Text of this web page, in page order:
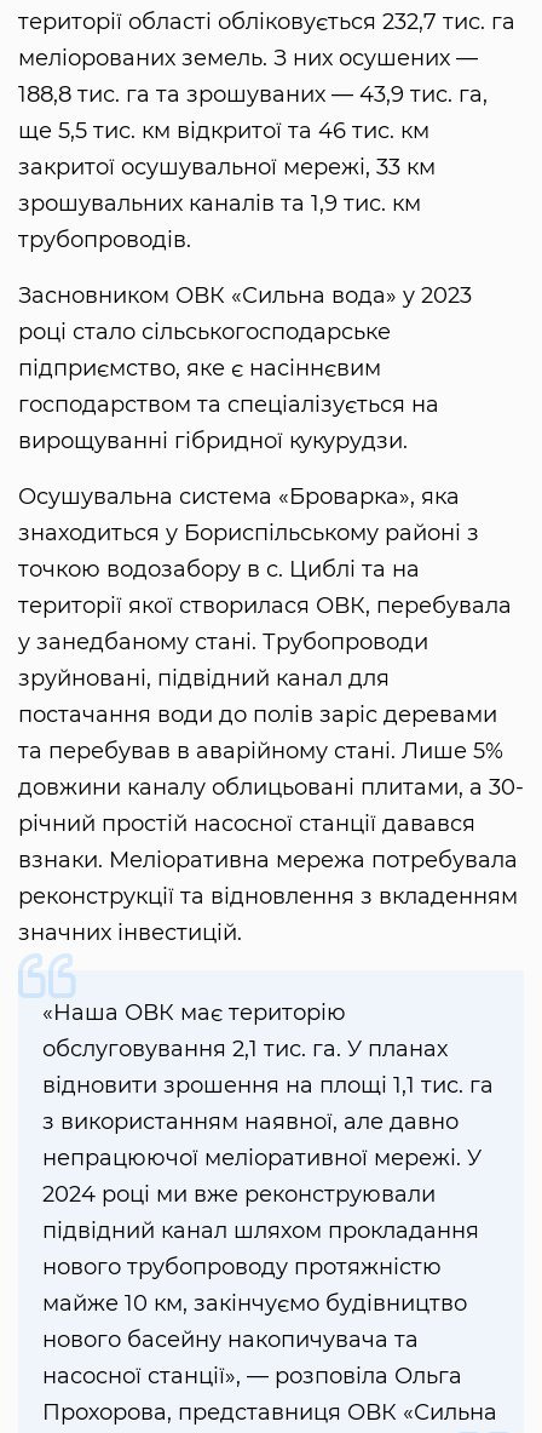
території області обліковується 232,7 тис. га
меліорованих земель. З них осушених —
188,8 тис. га та зрошуваних — 43,9 тис. га,
ще 5,5 тис. км відкритої та 46 тис. км
закритої осушувальної мережі, 33 км
зрошувальних каналів та 1,9 тис. км
трубопроводів.
Засновником ОВК «Сильна вода» у 2023
році стало сільськогосподарське
підприємство, яке є насіннєвим
господарством та спеціалізується на
вирощуванні гібридної кукурудзи.
Осушувальна система «Броварка», яка
знаходиться у Бориспільському районі з
точкою водозабору в с. Циблі та на
території якої створилася ОВК, перебувала
у занедбаному стані. Трубопроводи
зруйновані, підвідний канал для
постачання води до полів заріс деревами
та перебував в аварійному стані. Лише 5%
довжини каналу облицьовані плитами, а 30-
річний простій насосної станції давався
взнаки. Меліоративна мережа потребувала
реконструкції та відновлення з вкладенням
значних інвестицій.
«Наша ОВК має територію
обслуговування 2,1 тис. га. У планах
відновити зрошення на площі 1,1 тис. га
з використанням наявної, але давно
непрацюючої меліоративної мережі. У
2024 році ми вже реконструювали
підвідний канал шляхом прокладання
нового трубопроводу протяжністю
майже 10 км, закінчуємо будівництво
нового басейну накопичувача та
насосної станції», — розповіла Ольга
Прохорова, представниця ОВК «Сильна